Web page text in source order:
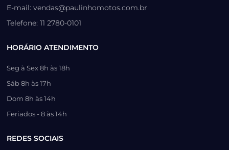
E-mail: vendas@paulinhomotos.com.br
Telefone: 11 2780-0101
HORÁRIO ATENDIMENTO
Seg à Sex 8h às 18h
Sáb 8h às 17h
Dom 8h às 14h
Feriados - 8 às 14h
REDES SOCIAIS